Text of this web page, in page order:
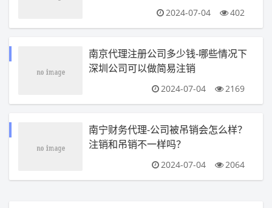
2024-07-04 402
南京代理注册公司多少钱-哪些情况下
深圳公司可以做简易注销
2024-07-04 2169
南宁财务代理-公司被吊销会怎么样？
注销和吊销不一样吗？
2024-07-04 2064